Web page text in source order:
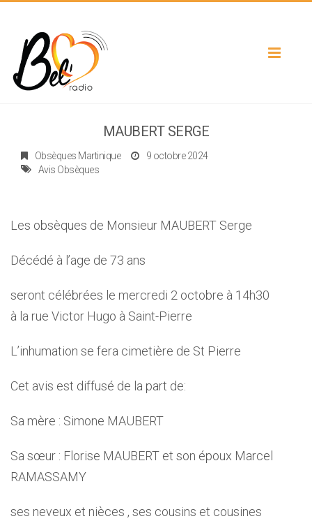
Toggle
MAUBERT SERGE
Obsèques Martinique
9 octobre 2024
Avis Obsèques
Les obsèques de Monsieur MAUBERT Serge
Décédé à l’age de 73 ans
seront célébrées le mercredi 2 octobre à 14h30
à la rue Victor Hugo à Saint-Pierre
L’inhumation se fera cimetière de St Pierre
Cet avis est diffusé de la part de:
Sa mère : Simone MAUBERT
Sa sœur : Florise MAUBERT et son époux Marcel
RAMASSAMY
ses neveux et nièces , ses cousins et cousines